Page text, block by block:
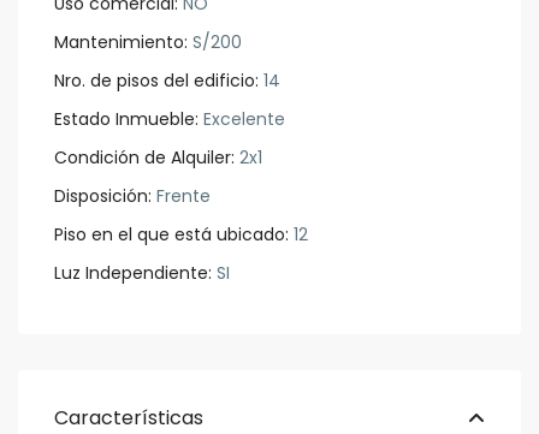
Mantenimiento: S/200
Nro. de pisos del edificio: 14
Estado Inmueble: Excelente
Condición de Alquiler: 2x1
Disposición: Frente
Piso en el que está ubicado: 12
Luz Independiente: SI
Características